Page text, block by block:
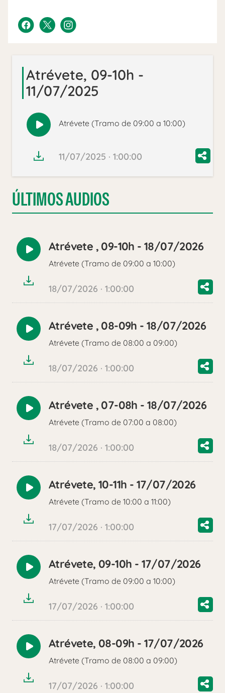
Atrévete, 09-10h -
11/07/2025
Reproducir
audio
Atrévete (Tramo de 09:00 a 10:00)
11/07/2025 · 1:00:00
ÚLTIMOS AUDIOS
Reproducir
audio
Atrévete , 09-10h - 18/07/2026
Atrévete (Tramo de 09:00 a 10:00)
18/07/2026 · 1:00:00
Reproducir
audio
Atrévete , 08-09h - 18/07/2026
Atrévete (Tramo de 08:00 a 09:00)
18/07/2026 · 1:00:00
Reproducir
audio
Atrévete , 07-08h - 18/07/2026
Atrévete (Tramo de 07:00 a 08:00)
18/07/2026 · 1:00:00
Reproducir
audio
Atrévete, 10-11h - 17/07/2026
Atrévete (Tramo de 10:00 a 11:00)
17/07/2026 · 1:00:00
Reproducir
audio
Atrévete, 09-10h - 17/07/2026
Atrévete (Tramo de 09:00 a 10:00)
17/07/2026 · 1:00:00
Reproducir
audio
Atrévete, 08-09h - 17/07/2026
Atrévete (Tramo de 08:00 a 09:00)
17/07/2026 · 1:00:00